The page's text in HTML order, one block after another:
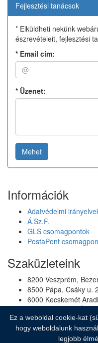
Fejlesztési tanácsok
* Elküldheti nekünk
észrevételeit, fejlesztési
* Email cím:
* Üzenet:
Mehet
Információk
Adatvédelmi
Á.Sz.F.
GLS csomagpontok
PostaPont
Szaküzleteink
8200 Veszprém,
8500 Pápa, Csáky u.
6000 Kecskemét
Ez a weboldal cookie-kat
hogy weboldalunk
legjobb